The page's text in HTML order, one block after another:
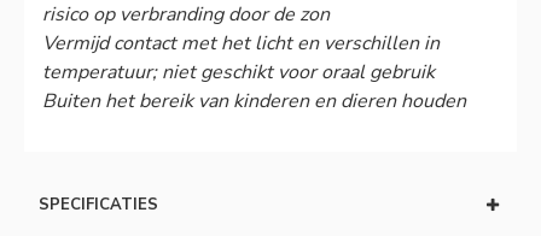
risico op verbranding door de zon
Vermijd contact met het licht en verschillen in
temperatuur; niet geschikt voor oraal gebruik
Buiten het bereik van kinderen en dieren houden
SPECIFICATIES